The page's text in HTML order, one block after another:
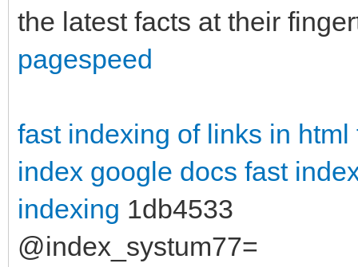
the latest facts at their
pagespeed
fast indexing of links in html
index google docs fast
indexing 1db4533
@index_systum77=